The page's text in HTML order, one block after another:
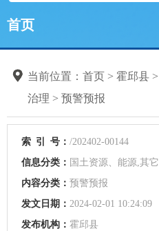
首页
当前位置： 首页 > 霍邱县 >
治理 > 预警预报
索 引 号： /202402-00144
信息分类： 国土资源、能源,其它
内容分类： 预警预报
发文日期： 2024-02-01 10:24:09
发布机构： 霍邱县